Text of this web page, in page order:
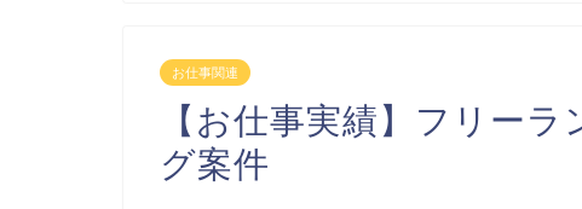
お仕事関連
【お仕事実績】フリー
グ案件